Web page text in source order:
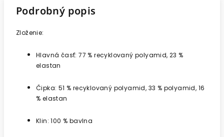
Podrobný popis
Zloženie:
Hlavná časť: 77 % recyklovaný polyamid, 23 %
elastan
Čipka: 51 % recyklovaný polyamid, 33 % polyamid, 16
% elastan
Klin: 100 % bavlna